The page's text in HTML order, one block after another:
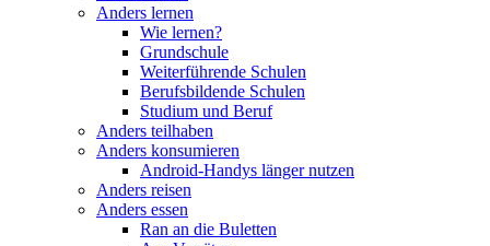
Anders lernen
Wie lernen?
Grundschule
Weiterführende Schulen
Berufsbildende Schulen
Studium und Beruf
Anders teilhaben
Anders konsumieren
Android-Handys länger nutzen
Anders reisen
Anders essen
Ran an die Buletten